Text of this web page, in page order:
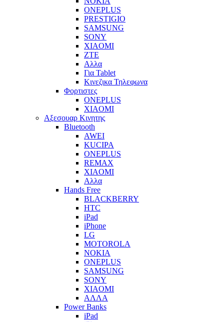
ONEPLUS
PRESTIGIO
SAMSUNG
SONY
XIAOMI
ZTE
Αλλα
Για Tablet
Κινεζικα Τηλεφωνα
Φορτιστες
ONEPLUS
XIAOMI
Αξεσουαρ Κινητης
Bluetooth
AWEI
KUCIPA
ONEPLUS
REMAX
XIAOMI
Αλλα
Hands Free
BLACKBERRY
HTC
iPad
iPhone
LG
MOTOROLA
NOKIA
ONEPLUS
SAMSUNG
SONY
XIAOMI
ΑΛΛΑ
Power Banks
iPad